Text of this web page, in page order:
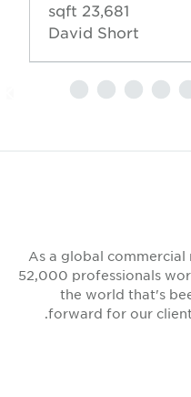
23,681 sqft
David Short
As a global
52,000 professionals
the world that's
forward for our